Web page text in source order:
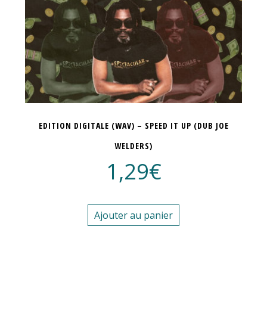
EDITION DIGITALE (WAV) – SPEED IT UP (DUB JOE
WELDERS)
1,29€
Ajouter au panier